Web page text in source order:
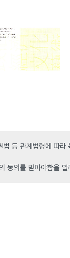
등 관계법령에 따
동의를 받아야함을 알